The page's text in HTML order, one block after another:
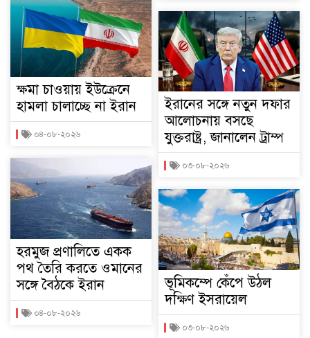
ক্ষমা চাওয়ায় ইউক্রেনে
হামলা চালাচ্ছে না ইরান
০৪-০৮-২০২৬
হরমুজ প্রণালিতে একক
পথ তৈরি করতে ওমানের
সঙ্গে বৈঠকে ইরান
০৪-০৮-২০২৬
ইরানের সঙ্গে নতুন দফার
আলোচনায় বসছে
যুক্তরাষ্ট্র, জানালেন ট্রাম্প
০৩-০৮-২০২৬
ভূমিকম্পে কেঁপে উঠল
দক্ষিণ ইসরায়েল
০৩-০৮-২০২৬